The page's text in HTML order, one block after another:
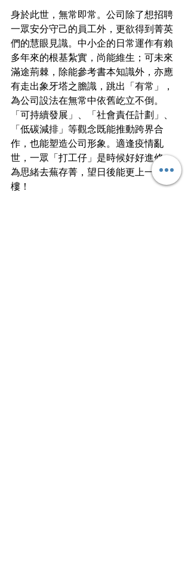
身於此世，無常即常。公司除了想招聘
一眾安分守己的員工外，更欲得到菁英
們的慧眼見識。中小企的日常運作有賴
多年來的根基紮實，尚能維生；可未來
滿途荊棘，除能參考書本知識外，亦應
有走出象牙塔之膽識，跳出「有常」，
為公司設法在無常中依舊屹立不倒。
「可持續發展」、「社會責任計劃」、
「低碳減排」等觀念既能推動跨界合
作，也能塑造公司形象。適逢疫情亂
世，一眾「打工仔」是時候好好進修，
為思緒去蕪存菁，望日後能更上一層
樓！